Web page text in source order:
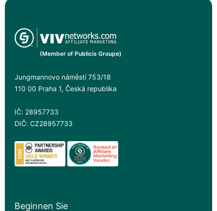
(Member of Publicis Groupe)
Jungmannovo náměstí 753/18
110 00 Praha 1, Česká republika
IČ: 28957733
DIČ: CZ28957733
Beginnen Sie